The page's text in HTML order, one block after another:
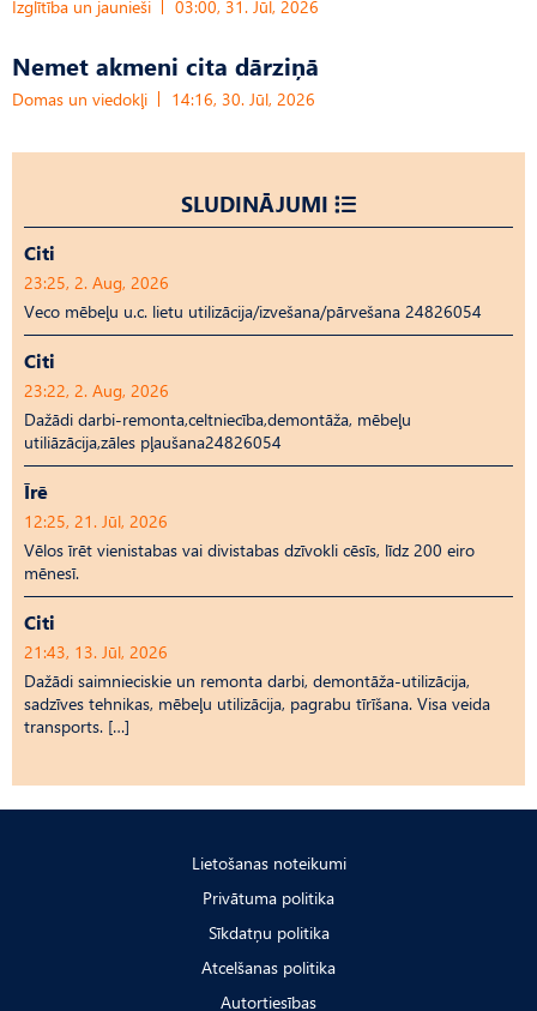
Izglītība un jaunieši 03:00, 31. Jūl, 2026
Nemet akmeni cita dārziņā
Domas un viedokļi 14:16, 30. Jūl, 2026
SLUDINĀJUMI
Citi
23:25, 2. Aug, 2026
Veco mēbeļu u.c. lietu utilizācija/izvešana/pārvešana 24826054
Citi
23:22, 2. Aug, 2026
Dažādi darbi-remonta,celtniecība,demontāža, mēbeļu
utiliāzācija,zāles pļaušana24826054
Īrē
12:25, 21. Jūl, 2026
Vēlos īrēt vienistabas vai divistabas dzīvokli cēsīs, līdz 200 eiro
mēnesī.
Citi
21:43, 13. Jūl, 2026
Dažādi saimnieciskie un remonta darbi, demontāža-utilizācija,
sadzīves tehnikas, mēbeļu utilizācija, pagrabu tīrīšana. Visa veida
transports. […]
Lietošanas noteikumi
Privātuma politika
Sīkdatņu politika
Atcelšanas politika
Autortiesības